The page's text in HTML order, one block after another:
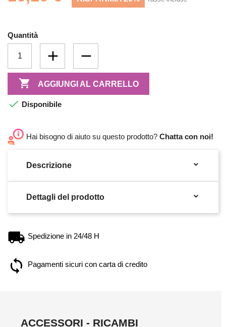
Quantità
 AGGIUNGI AL CARRELLO
 Disponibile
Hai bisogno di aiuto su questo prodotto? Chatta con noi!
Descrizione 
Dettagli del prodotto 
Spedizione in 24/48 H
Pagamenti sicuri con carta di credito
ACCESSORI - RICAMBI